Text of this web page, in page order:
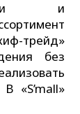
и
трейд»
без
«S’mall»